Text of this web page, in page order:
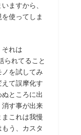
ますから、
使ってしま
それは
られてること
を試してみ
て誤摩化す
ところに出
す事が出来
これは我慢
う、カスタ